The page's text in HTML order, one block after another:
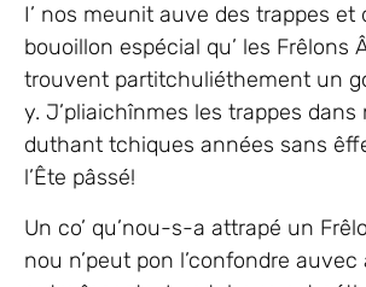
I’ nos meunit auve des trappes et
bouoillon espécial qu’ les Frêlons
trouvent partitchuliéthement un
y. J’pliaichînmes les trappes dans
duthant tchiques années sans
l’Ête pâssé!
Un co’ qu’nou-s-a attrapé un
nou n’peut pon l’confondre